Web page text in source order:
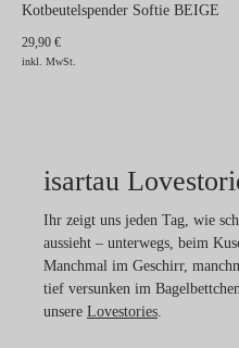
Kotbeutelspender Softie BEIGE
29,90 €
inkl. MwSt.
isartau
Ihr zeigt uns jeden Tag, wie
aussieht – unterwegs, beim
Manchmal im Geschirr,
tief versunken im
unsere Lovestories.